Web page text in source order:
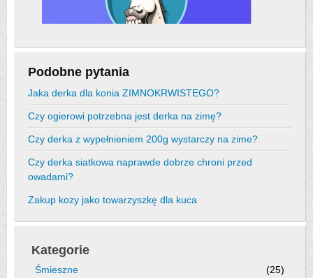
Podobne pytania
Jaka derka dla konia ZIMNOKRWISTEGO?
Czy ogierowi potrzebna jest derka na zimę?
Czy derka z wypełnieniem 200g wystarczy na zime?
Czy derka siatkowa naprawde dobrze chroni przed
owadami?
Zakup kozy jako towarzyszkę dla kuca
Kategorie
Śmieszne
(25)